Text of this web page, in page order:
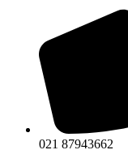
021 87943662